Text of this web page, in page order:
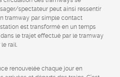
spectateur peut ainsi ressentir
tramway par simple contact
est transformé en un temps
le trajet effectué par le tramway
rail.
renouvelée chaque jour en